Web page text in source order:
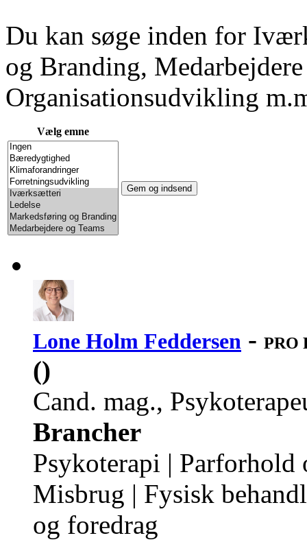
Du kan søge inden for
og Branding, Medarbejdere
Organisationsudvikling
Vælg emne
Lone Holm Feddersen - PRO
()
Cand. mag.,
Brancher
Psykoterapi |
Misbrug | Fysisk
og foredrag